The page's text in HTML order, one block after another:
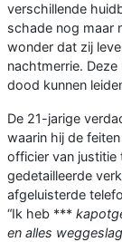
verschillende
schade nog maar
wonder dat zij
nachtmerrie.
dood kunnen
De 21-jarige
waarin hij de
officier van justitie
gedetailleerde
afgeluisterde
“Ik heb ***
en alles